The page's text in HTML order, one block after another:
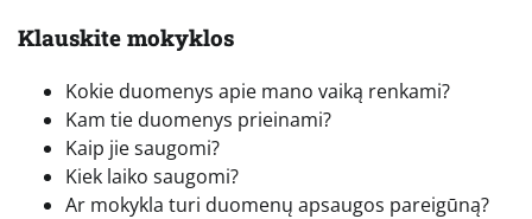
Klauskite mokyklos
Kokie duomenys apie mano vaiką renkami?
Kam tie duomenys prieinami?
Kaip jie saugomi?
Kiek laiko saugomi?
Ar mokykla turi duomenų apsaugos pareigūną?